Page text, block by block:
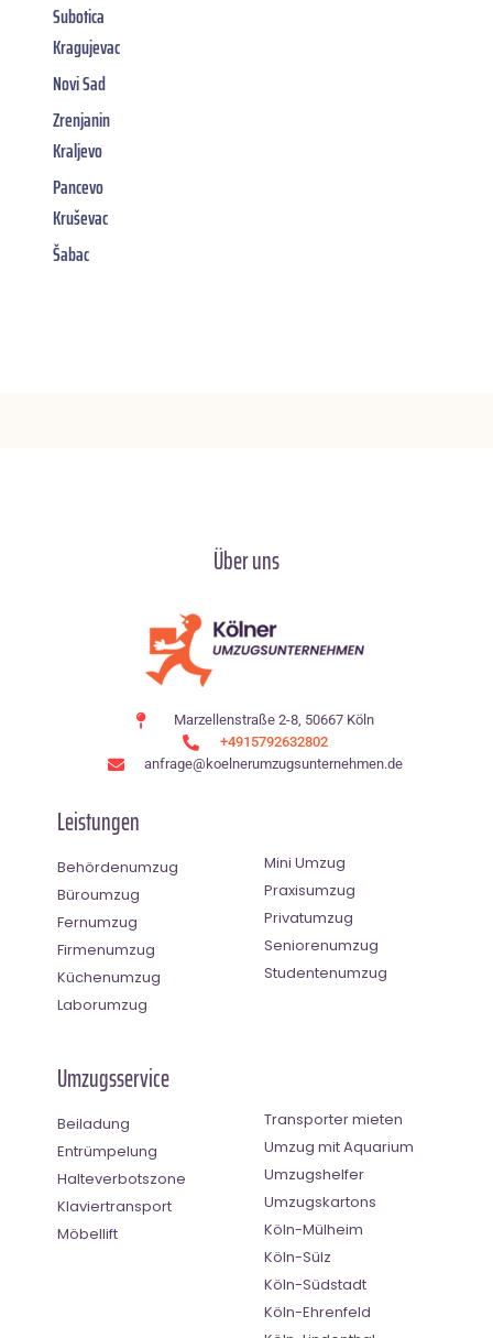
Subotica
Kragujevac
Novi Sad
Zrenjanin
Kraljevo
Pancevo
Kruševac
Šabac
Über uns
Marzellenstraße 2-8, 50667 Köln
+4915792632802
anfrage@koelnerumzugsunternehmen.de
Leistungen
Behördenumzug
Büroumzug
Fernumzug
Firmenumzug
Küchenumzug
Laborumzug
Mini Umzug
Praxisumzug
Privatumzug
Seniorenumzug
Studentenumzug
Umzugsservice
Beiladung
Entrümpelung
Halteverbotszone
Klaviertransport
Möbellift
Transporter mieten
Umzug mit Aquarium
Umzugshelfer
Umzugskartons
Köln-Mülheim
Köln-Sülz
Köln-Südstadt
Köln-Ehrenfeld